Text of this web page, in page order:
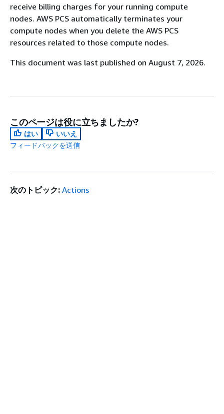
receive billing charges for your running compute
nodes. AWS PCS automatically terminates your
compute nodes when you delete the AWS PCS
resources related to those compute nodes.
This document was last published on August 7, 2026.
このページは役に立ちましたか?
はい
いいえ
フィードバックを送信
次のトピック: Actions